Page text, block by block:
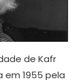
de Kafr
em 1955 pela